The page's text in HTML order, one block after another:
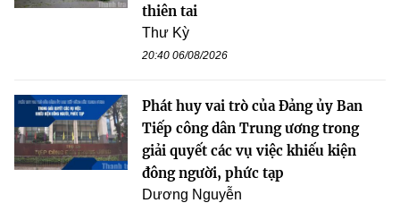
thiên tai
Thư Kỳ
20:40 06/08/2026
Phát huy vai trò của Đảng ủy Ban
Tiếp công dân Trung ương trong
giải quyết các vụ việc khiếu kiện
đông người, phức tạp
Dương Nguyễn